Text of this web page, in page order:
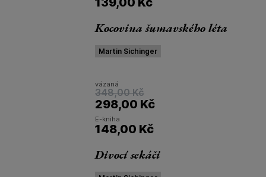
Kocovina šumavského léta
Martin Sichinger
vázaná
348,00 Kč
298,00 Kč
E-kniha
148,00 Kč
Divocí sekáči